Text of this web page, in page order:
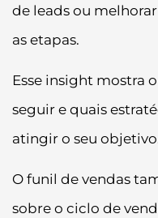
de leads ou
as etapas.
Esse insight mostra
seguir e quais
atingir o seu
O funil de vendas
sobre o ciclo de